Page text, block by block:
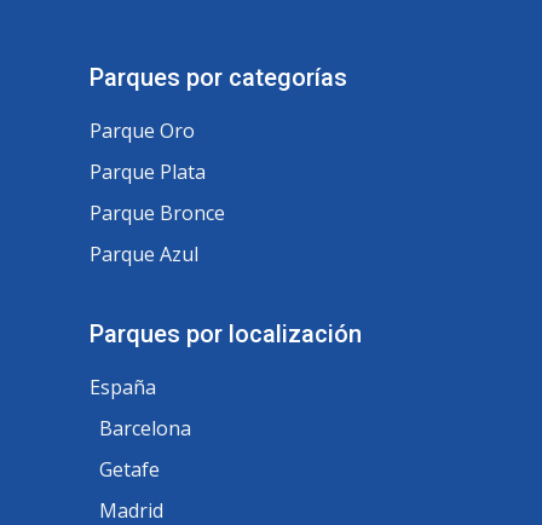
Parques por categorías
Parque Oro
Parque Plata
Parque Bronce
Parque Azul
Parques por localización
España
Barcelona
Getafe
Madrid